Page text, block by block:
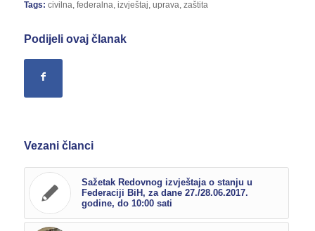
Tags: civilna federalna izvještaj uprava zaštita
Podijeli ovaj članak
Vezani članci
Sažetak Redovnog izvještaja o stanju u
Federaciji BiH, za dane 27./28.06.2017.
godine, do 10:00 sati